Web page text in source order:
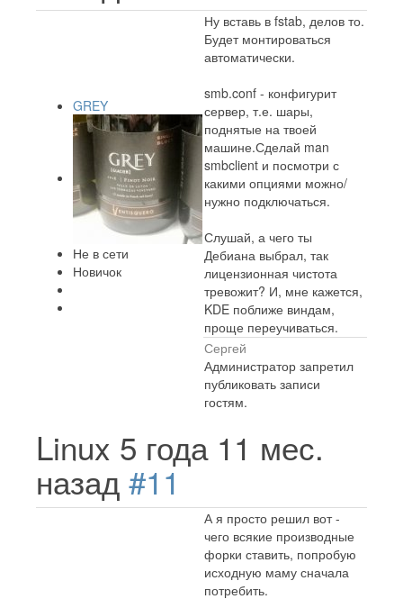
GREY
Не в сети
Новичок
Ну вставь в fstab, делов то.
Будет монтироваться
автоматически.
smb.conf - конфигурит
сервер, т.е. шары,
поднятые на твоей
машине.Сделай man
smbclient и посмотри с
какими опциями можно/
нужно подключаться.
Слушай, а чего ты
Дебиана выбрал, так
лицензионная чистота
тревожит? И, мне кажется,
KDE поближе виндам,
проще переучиваться.
Сергей
Администратор запретил
публиковать записи
гостям.
Linux 5 года 11 мес.
назад #11
А я просто решил вот -
чего всякие производные
форки ставить, попробую
исходную маму сначала
потребить.